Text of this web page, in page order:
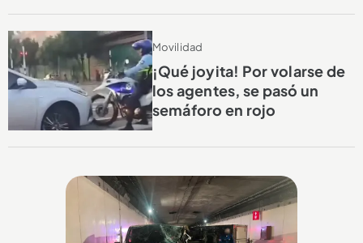
Movilidad
¡Qué joyita! Por volarse de
los agentes, se pasó un
semáforo en rojo